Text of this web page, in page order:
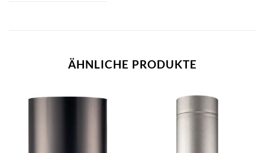
ÄHNLICHE PRODUKTE